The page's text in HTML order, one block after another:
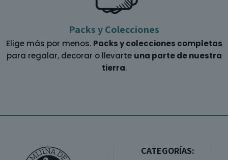
Packs y Colecciones
Elige más por menos. Packs y colecciones completas
para regalar, decorar o llevarte una parte de nuestra
tierra.
CATEGORÍAS: